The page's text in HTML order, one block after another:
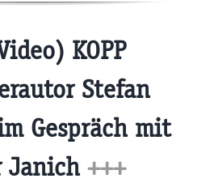
KOPP
Stefan
Gespräch mit
Janich +++